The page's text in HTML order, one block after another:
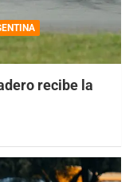
recibe la